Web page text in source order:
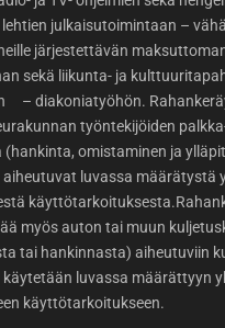
julkaisutoimintaan –
järjestettävän
sekä liikunta- ja
– diakoniatyöhön.
työntekijöiden
omistaminen ja
luvassa määrätystä
myös auton tai muun
tai hankinnasta) aiheutuviin
käytetään luvassa määrättyyn
käyttötarkoitukseen.